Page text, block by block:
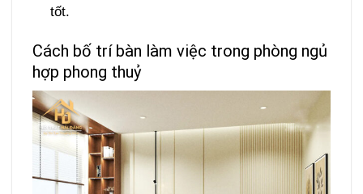
tốt.
Cách bố trí bàn làm việc trong phòng ngủ
hợp phong thuỷ